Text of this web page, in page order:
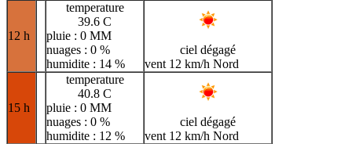
12 h
temperature
39.6 C
pluie : 0 MM
nuages : 0 %
humidite : 14 %
ciel dégagé
vent 12 km/h Nord
15 h
temperature
40.8 C
pluie : 0 MM
nuages : 0 %
humidite : 12 %
ciel dégagé
vent 12 km/h Nord